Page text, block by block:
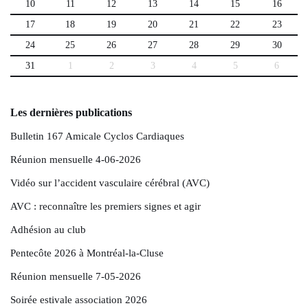
10
11 12 13 14 15
16
17
18 19 20 21 22
23
24
25 26 27 28 29
30
31
1 2 3 4 5 6
Les dernières publications
Bulletin 167 Amicale Cyclos Cardiaques
Réunion mensuelle 4-06-2026
Vidéo sur l’accident vasculaire cérébral (AVC)
AVC : reconnaître les premiers signes et agir
Adhésion au club
Pentecôte 2026 à Montréal-la-Cluse
Réunion mensuelle 7-05-2026
Soirée estivale association 2026